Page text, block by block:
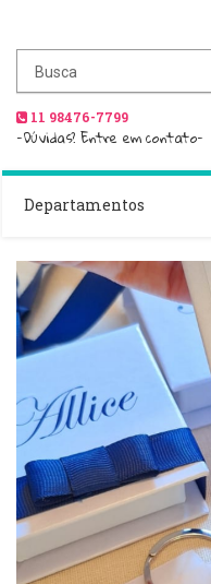
11 98476-7799
-Dúvidas? Entre em contato-
Departamentos